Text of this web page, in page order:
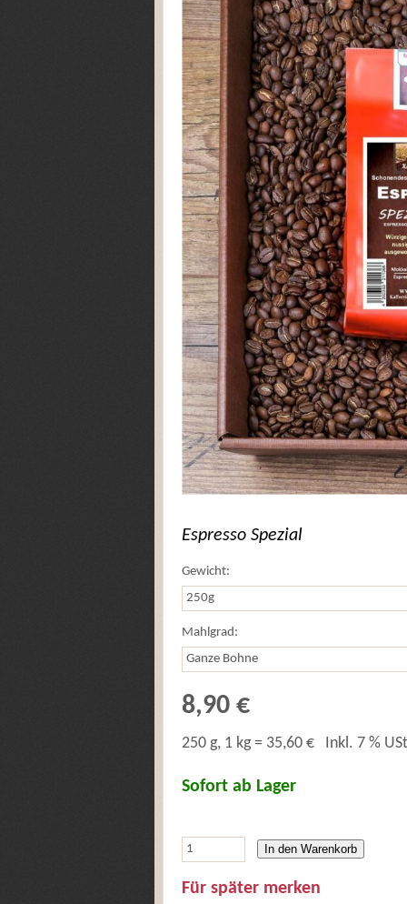
Espresso Spezial
Gewicht:
Mahlgrad:
8,90 €
250 g, 1 kg = 35,60 € Inkl. 7 %
Sofort ab Lager
In den Warenkorb
Für später merken